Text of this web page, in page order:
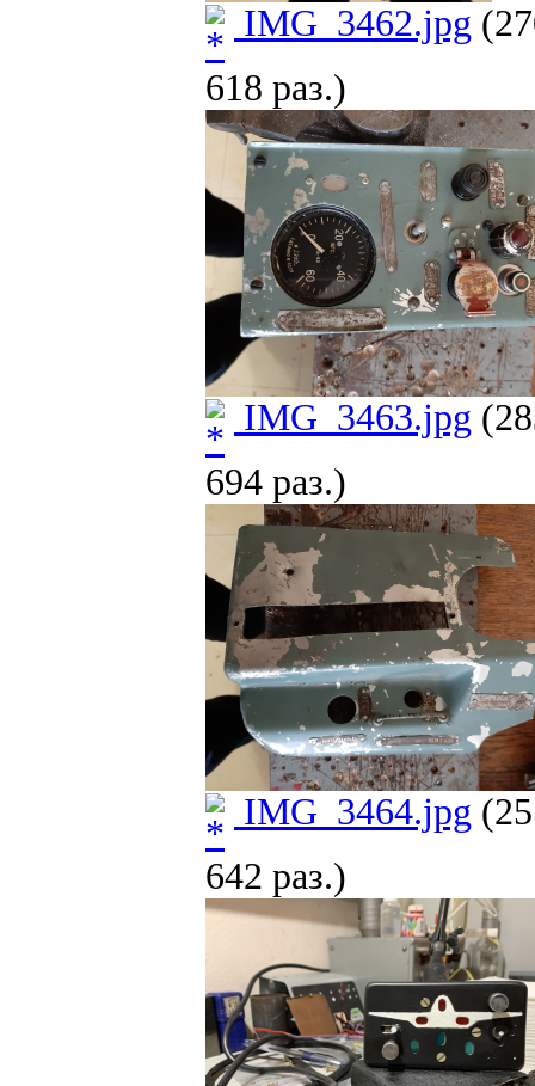
IMG_3462.jpg
618 раз.)
IMG_3463.jpg
694 раз.)
IMG_3464.jpg
642 раз.)